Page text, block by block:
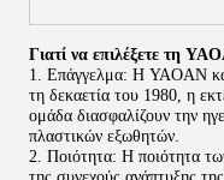
Γιατί να επιλέξετε τη
1. Επάγγελμα: Η YAOAN
τη δεκαετία του 1980, η
ομάδα διασφαλίζουν την
πλαστικών εξωθητών.
2. Ποιότητα: Η ποιότητα